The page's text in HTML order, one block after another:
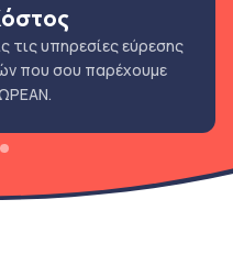
τις υπηρεσίες εύρεσης
που σου παρέχουμε